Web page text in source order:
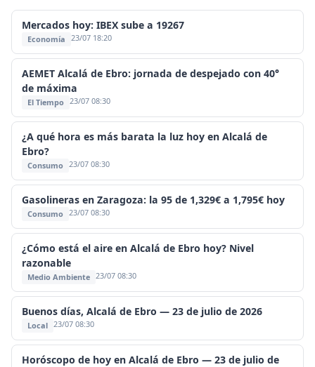
Mercados hoy: IBEX sube a 19267
Economía 23/07 18:20
AEMET Alcalá de Ebro: jornada de despejado con 40°
de máxima
El Tiempo 23/07 08:30
¿A qué hora es más barata la luz hoy en Alcalá de
Ebro?
Consumo 23/07 08:30
Gasolineras en Zaragoza: la 95 de 1,329€ a 1,795€ hoy
Consumo 23/07 08:30
¿Cómo está el aire en Alcalá de Ebro hoy? Nivel
razonable
Medio Ambiente 23/07 08:30
Buenos días, Alcalá de Ebro — 23 de julio de 2026
Local 23/07 08:30
Horóscopo de hoy en Alcalá de Ebro — 23 de julio de